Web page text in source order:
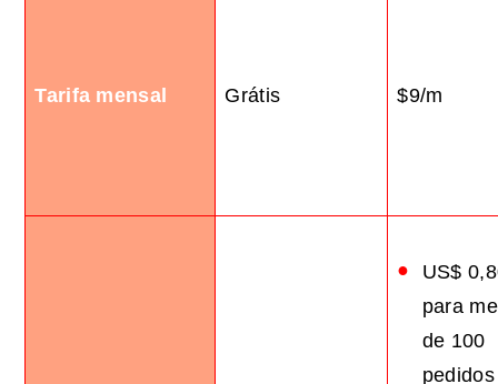
Tarifa mensal Grátis $9/m
US$
para
de 100
pedidos